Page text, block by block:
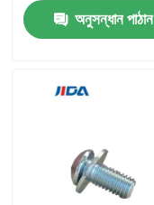
অনুসন্ধান পাঠান